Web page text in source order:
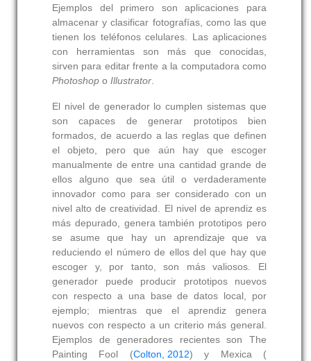
Ejemplos del primero son aplicaciones para
almacenar y clasificar fotografías, como las que
tienen los teléfonos celulares. Las aplicaciones
con herramientas son más que conocidas,
sirven para editar frente a la computadora como
Photoshop o Illustrator.
El nivel de generador lo cumplen sistemas que
son capaces de generar prototipos bien
formados, de acuerdo a las reglas que definen
el objeto, pero que aún hay que escoger
manualmente de entre una cantidad grande de
ellos alguno que sea útil o verdaderamente
innovador como para ser considerado con un
nivel alto de creatividad. El nivel de aprendiz es
más depurado, genera también prototipos pero
se asume que hay un aprendizaje que va
reduciendo el número de ellos del que hay que
escoger y, por tanto, son más valiosos. El
generador puede producir prototipos nuevos
con respecto a una base de datos local, por
ejemplo; mientras que el aprendiz genera
nuevos con respecto a un criterio más general.
Ejemplos de generadores recientes son The
Painting Fool (Colton, 2012) y Mexica (